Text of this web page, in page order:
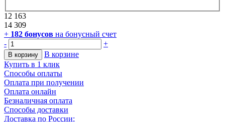
12 163
14 309
+ 182 бонусов на бонусный счет
-
+
В корзину
В корзине
Купить в 1 клик
Способы оплаты
Оплата при получении
Оплата онлайн
Безналичная оплата
Способы доставки
Доставка по России: